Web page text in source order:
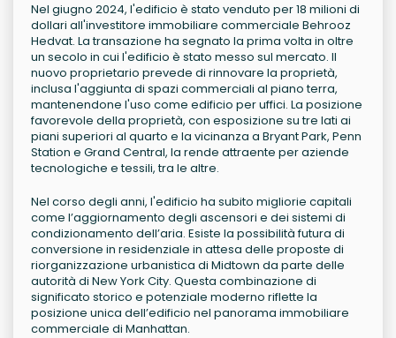
Nel giugno 2024, l'edificio è stato venduto per 18 milioni di
dollari all'investitore immobiliare commerciale Behrooz
Hedvat. La transazione ha segnato la prima volta in oltre
un secolo in cui l'edificio è stato messo sul mercato. Il
nuovo proprietario prevede di rinnovare la proprietà,
inclusa l'aggiunta di spazi commerciali al piano terra,
mantenendone l'uso come edificio per uffici. La posizione
favorevole della proprietà, con esposizione su tre lati ai
piani superiori al quarto e la vicinanza a Bryant Park, Penn
Station e Grand Central, la rende attraente per aziende
tecnologiche e tessili, tra le altre.
Nel corso degli anni, l'edificio ha subito migliorie capitali
come l’aggiornamento degli ascensori e dei sistemi di
condizionamento dell’aria. Esiste la possibilità futura di
conversione in residenziale in attesa delle proposte di
riorganizzazione urbanistica di Midtown da parte delle
autorità di New York City. Questa combinazione di
significato storico e potenziale moderno riflette la
posizione unica dell’edificio nel panorama immobiliare
commerciale di Manhattan.